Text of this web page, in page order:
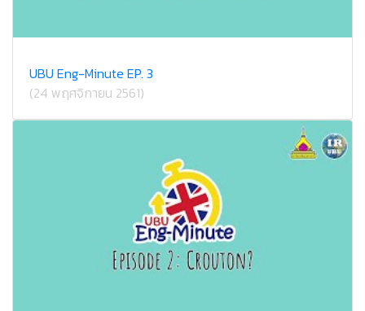
UBU Eng-Minute EP. 3
(24 พฤศจิกายน 2561)